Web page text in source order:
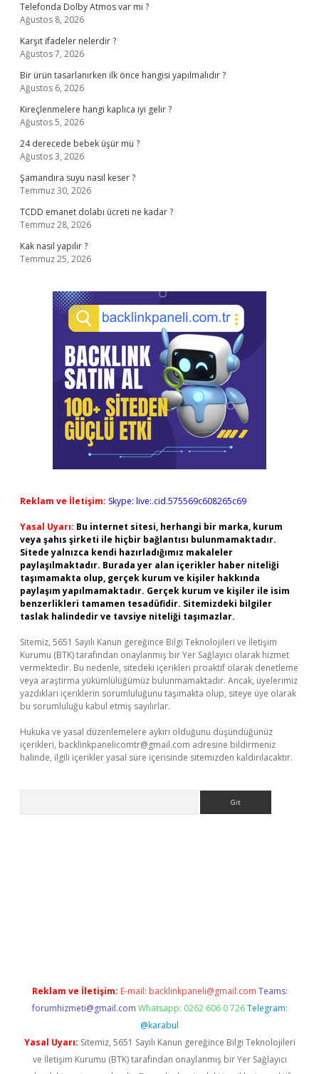
Telefonda Dolby Atmos var mı ?
Ağustos 8, 2026
Karşıt ifadeler nelerdir ?
Ağustos 7, 2026
Bir ürün tasarlanırken ilk önce hangisi yapılmalıdır ?
Ağustos 6, 2026
Kireçlenmelere hangi kaplıca iyi gelir ?
Ağustos 5, 2026
24 derecede bebek üşür mü ?
Ağustos 3, 2026
Şamandıra suyu nasıl keser ?
Temmuz 30, 2026
TCDD emanet dolabı ücreti ne kadar ?
Temmuz 28, 2026
Kak nasıl yapılır ?
Temmuz 25, 2026
Reklam ve İletişim: Skype: live:.cid.575569c608265c69
Yasal Uyarı: Bu internet sitesi, herhangi bir marka, kurum
veya şahıs şirketi ile hiçbir bağlantısı bulunmamaktadır.
Sitede yalnızca kendi hazırladığımız makaleler
paylaşılmaktadır. Burada yer alan içerikler haber niteliği
taşımamakta olup, gerçek kurum ve kişiler hakkında
paylaşım yapılmamaktadır. Gerçek kurum ve kişiler ile isim
benzerlikleri tamamen tesadüfidir. Sitemizdeki bilgiler
taslak halindedir ve tavsiye niteliği taşımazlar.
Sitemiz, 5651 Sayılı Kanun gereğince Bilgi Teknolojileri ve İletişim
Kurumu (BTK) tarafından onaylanmış bir Yer Sağlayıcı olarak hizmet
vermektedir. Bu nedenle, sitedeki içerikleri proaktif olarak denetleme
veya araştırma yükümlülüğümüz bulunmamaktadır. Ancak, üyelerimiz
yazdıkları içeriklerin sorumluluğunu taşımakta olup, siteye üye olarak
bu sorumluluğu kabul etmiş sayılırlar.
Hukuka ve yasal düzenlemelere aykırı olduğunu düşündüğünüz
içerikleri, backlinkpanelicomtr@gmail.com adresine bildirmeniz
halinde, ilgili içerikler yasal süre içerisinde sitemizden kaldırılacaktır.
Reklam ve İletişim: E-mail: backlinkpaneli@gmail.com Teams:
forumhizmeti@gmail.com Whatsapp: 0262 606 0 726 Telegram:
@karabul
Yasal Uyarı: Sitemiz, 5651 Sayılı Kanun gereğince Bilgi Teknolojileri
ve İletişim Kurumu (BTK) tarafından onaylanmış bir Yer Sağlayıcı